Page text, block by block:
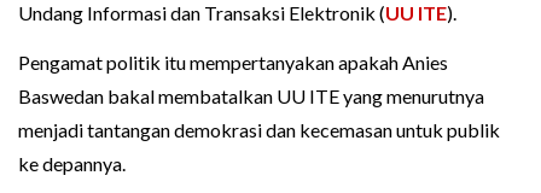
Undang Informasi dan Transaksi Elektronik (UU ITE).
Pengamat politik itu mempertanyakan apakah Anies
Baswedan bakal membatalkan UU ITE yang menurutnya
menjadi tantangan demokrasi dan kecemasan untuk publik
ke depannya.